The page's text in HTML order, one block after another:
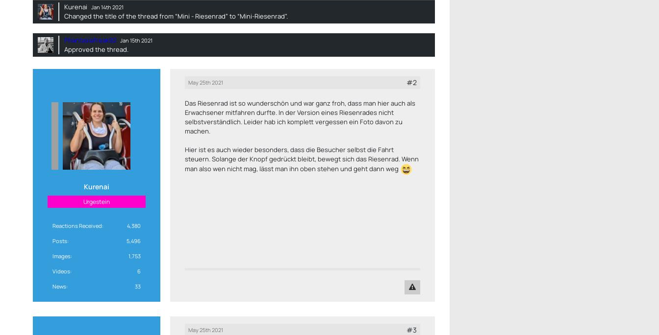
Kurenai Jan 14th 2021
Changed the title of the thread from “Mini - Riesenrad” to “Mini-Riesenrad”.
Phantasiafreak92 Jan 15th 2021
Approved the thread.
Kurenai
Urgestein
Reactions Received 4,380
Posts 5,496
Images 1,753
Videos 6
News 33
May 25th 2021 #2
Das Riesenrad ist so wunderschön und war ganz froh, dass man hier auch als
Erwachsener mitfahren durfte. In der Version eines Riesenrades nicht
selbstverständlich. Leider hab ich komplett vergessen ein Foto davon zu
machen.
Hier ist es auch wieder besonders, dass die Besucher selbst die Fahrt
steuern. Solange der Knopf gedrückt bleibt, bewegt sich das Riesenrad. Wenn
man also wen nicht mag, lässt man ihn oben stehen und geht dann weg
May 25th 2021 #3